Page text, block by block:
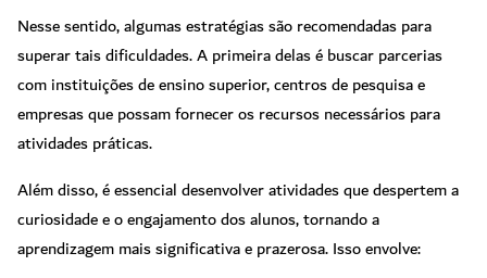
Nesse sentido, algumas estratégias são recomendadas para
superar tais dificuldades. A primeira delas é buscar parcerias
com instituições de ensino superior, centros de pesquisa e
empresas que possam fornecer os recursos necessários para
atividades práticas.
Além disso, é essencial desenvolver atividades que despertem a
curiosidade e o engajamento dos alunos, tornando a
aprendizagem mais significativa e prazerosa. Isso envolve: